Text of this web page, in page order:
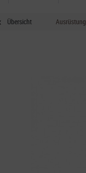
Übersicht Ausrüstung